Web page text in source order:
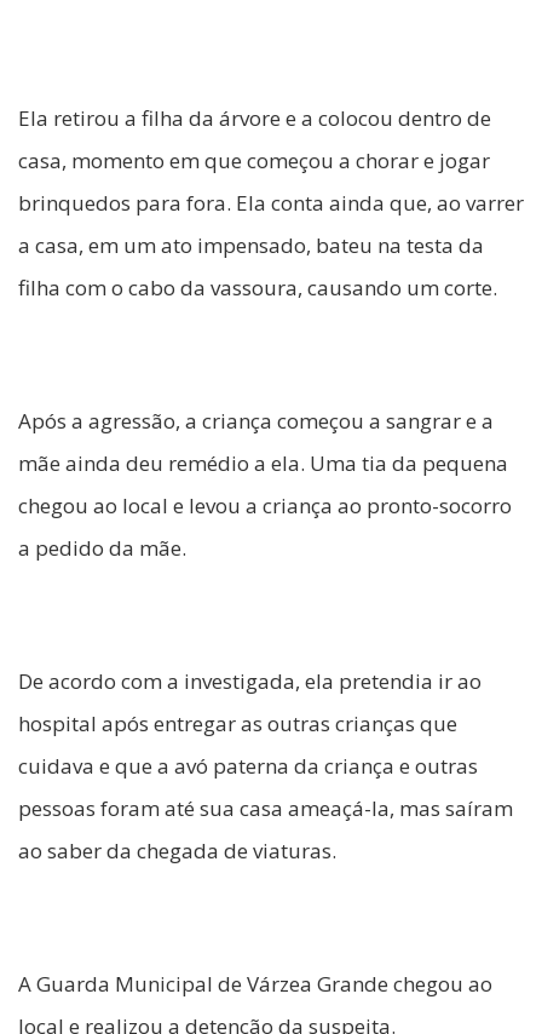
Ela retirou a filha da árvore e a colocou dentro de
casa, momento em que começou a chorar e jogar
brinquedos para fora. Ela conta ainda que, ao varrer
a casa, em um ato impensado, bateu na testa da
filha com o cabo da vassoura, causando um corte.
Após a agressão, a criança começou a sangrar e a
mãe ainda deu remédio a ela. Uma tia da pequena
chegou ao local e levou a criança ao pronto-socorro
a pedido da mãe.
De acordo com a investigada, ela pretendia ir ao
hospital após entregar as outras crianças que
cuidava e que a avó paterna da criança e outras
pessoas foram até sua casa ameaçá-la, mas saíram
ao saber da chegada de viaturas.
A Guarda Municipal de Várzea Grande chegou ao
local e realizou a detenção da suspeita.